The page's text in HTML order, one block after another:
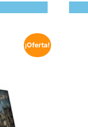
¡Oferta!